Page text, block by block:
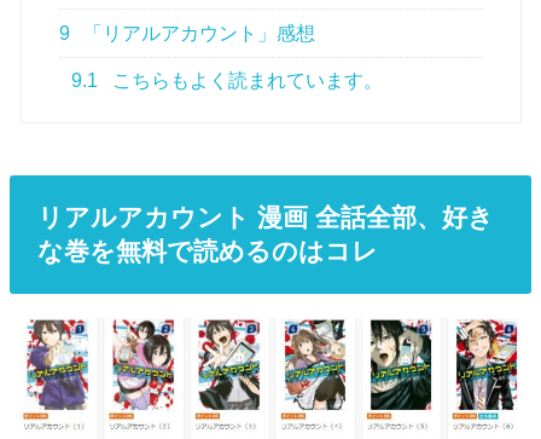
9 「リアルアカウント」感想
9.1 こちらもよく読まれています。
リアルアカウント 漫画 全話全部、好き
な巻を無料で読めるのはコレ